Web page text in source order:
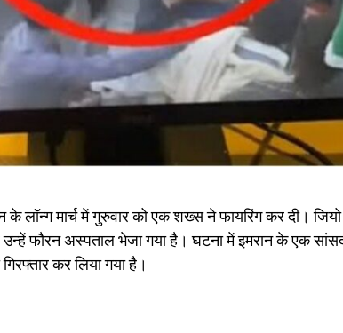
के लॉन्ग मार्च में गुरुवार को एक शख्स ने फायरिंग कर दी। जियो
उन्हें फौरन अस्पताल भेजा गया है। घटना में इमरान के एक
कर लिया गया है।